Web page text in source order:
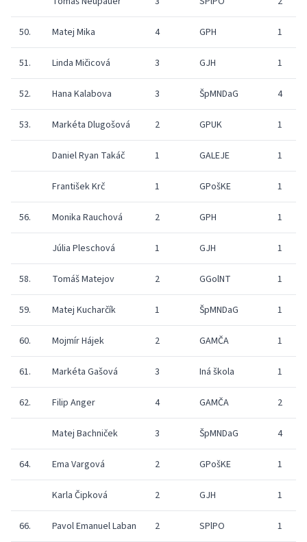
50. Matej Mika 4 GPH 1
51. Linda Mičicová 3 GJH 1
52. Hana Kalabova 3 ŠpMNDaG 4
53. Markéta Dlugošová 2 GPUK 1
Daniel Ryan Takáč 1 GALEJE 1
František Krč 1 GPošKE 1
56. Monika Rauchová 2 GPH 1
Júlia Pleschová 1 GJH 1
58. Tomáš Matejov 2 GGolNT 1
59. Matej Kucharčík 1 ŠpMNDaG 1
60. Mojmír Hájek 2 GAMČA 1
61. Markéta Gašová 3 Iná škola 1
62. Filip Anger 4 GAMČA 2
Matej Bachniček 3 ŠpMNDaG 4
64. Ema Vargová 2 GPošKE 1
Karla Čipková 2 GJH 1
66. Pavol Emanuel Laban 2 SPlPO 1